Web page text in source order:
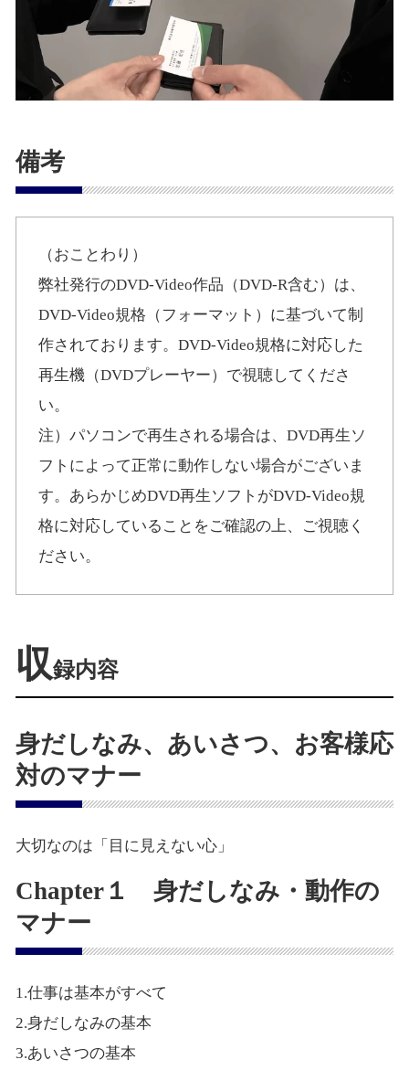
備考
（おことわり）
弊社発行のDVD-Video作品（DVD-R含む）は、
DVD-Video規格（フォーマット）に基づいて制
作されております。DVD-Video規格に対応した
再生機（DVDプレーヤー）で視聴してくださ
い。
注）パソコンで再生される場合は、DVD再生ソ
フトによって正常に動作しない場合がございま
す。あらかじめDVD再生ソフトがDVD-Video規
格に対応していることをご確認の上、ご視聴く
ださい。
収録内容
身だしなみ、あいさつ、お客様応
対のマナー
大切なのは「目に見えない心」
Chapter１ 身だしなみ・動作の
マナー
1.仕事は基本がすべて
2.身だしなみの基本
3.あいさつの基本